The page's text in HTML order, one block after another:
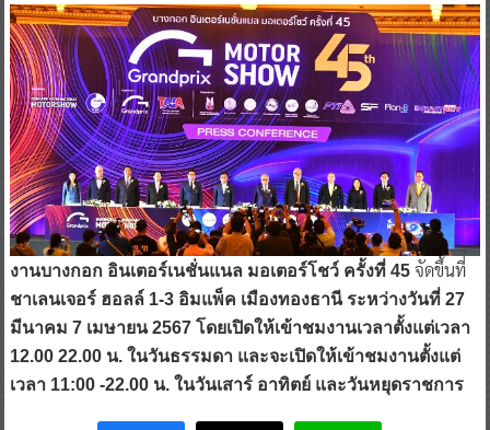
งานบางกอก อินเตอร์เนชั่นแนล มอเตอร์โชว์ ครั้งที่ 45จัดขึ้นที่
ชาเลนเจอร์ ฮอลล์ 1-3 อิมแพ็ค เมืองทองธานี ระหว่างวันที่ 27
มีนาคม 7 เมษายน 2567 โดยเปิดให้เข้าชมงานเวลาตั้งแต่เวลา
12.00 22.00 น. ในวันธรรมดา และจะเปิดให้เข้าชมงานตั้งแต่
เวลา 11:00 -22.00 น. ในวันเสาร์ อาทิตย์ และวันหยุดราชการ